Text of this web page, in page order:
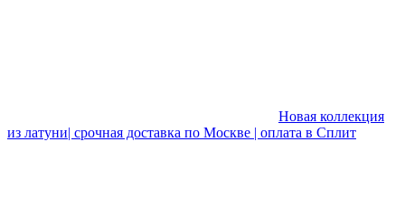
Новая коллекция
из латуни| срочная доставка по Москве | оплата в Сплит